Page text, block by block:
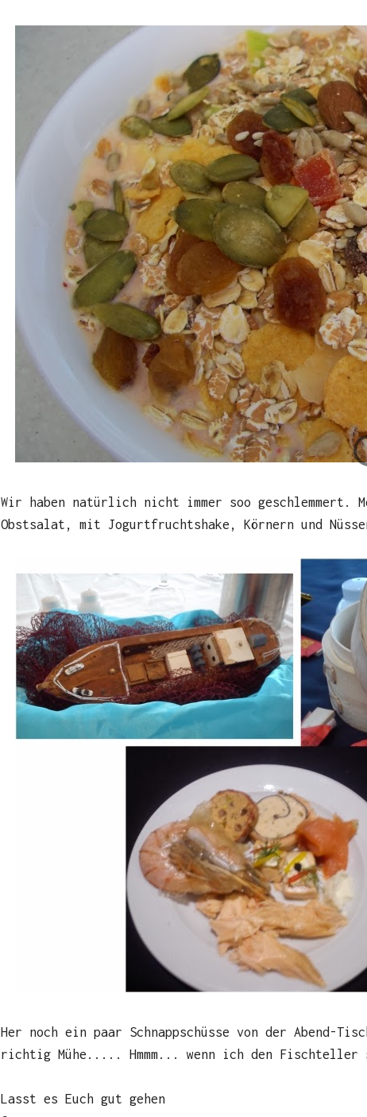
Wir haben natürlich nicht immer soo geschlemmert.
Obstsalat, mit Jogurtfruchtshake, Körnern und
Her noch ein paar Schnappschüsse von der Abend-
richtig Mühe..... Hmmm... wenn ich den Fischteller
Lasst es Euch gut gehen